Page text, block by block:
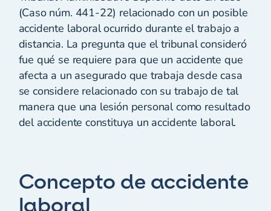
(Caso núm. 441-22) relacionado con un posible
accidente laboral ocurrido durante el trabajo a
distancia. La pregunta que el tribunal consideró
fue qué se requiere para que un accidente que
afecta a un asegurado que trabaja desde casa
se considere relacionado con su trabajo de tal
manera que una lesión personal como resultado
del accidente constituya un accidente laboral.
Concepto de accidente
laboral